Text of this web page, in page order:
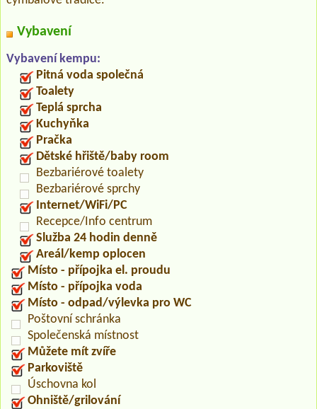
Vybavení
Vybavení kempu:
Pitná voda společná
Toalety
Teplá sprcha
Kuchyňka
Pračka
Dětské hřiště/baby room
Bezbariérové toalety
Bezbariérové sprchy
Internet/WiFi/PC
Recepce/Info centrum
Služba 24 hodin denně
Areál/kemp oplocen
Místo - přípojka el. proudu
Místo - přípojka voda
Místo - odpad/výlevka pro WC
Poštovní schránka
Společenská místnost
Můžete mít zvíře
Parkoviště
Úschovna kol
Ohniště/grilování